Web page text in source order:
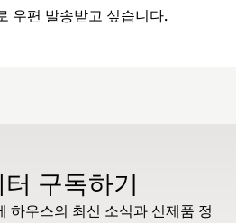
우편 발송받고 싶습니다.
구독하기
하우스의 최신 소식과 신제품 정